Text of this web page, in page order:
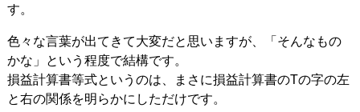
す。
色々な言葉が出てきて大変だと思いますが、「そんなもの
かな」という程度で結構です。
損益計算書等式というのは、まさに損益計算書のTの字の左
と右の関係を明らかにしただけです。